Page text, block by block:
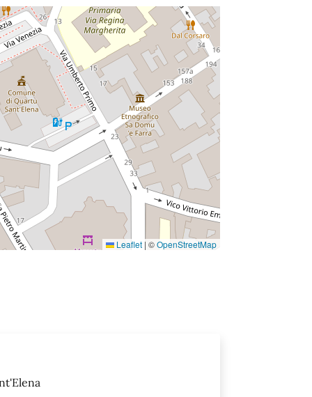
Leaflet | ©OpenStreetMap